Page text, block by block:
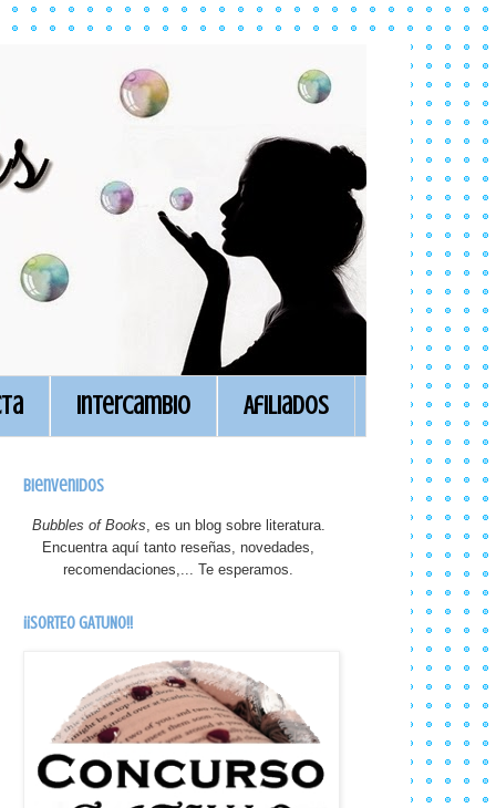
Intercambio Afiliados
Bienvenidos
Bubbles of Books , es un blog sobre literatura.
Encuentra aquí tanto reseñas, novedades,
recomendaciones,... Te esperamos.
¡¡SORTEO GATUNO!!